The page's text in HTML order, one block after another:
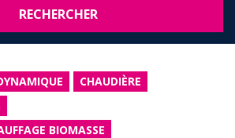
RECHERCHER
CHAUDIÈRE
BIOMASSE